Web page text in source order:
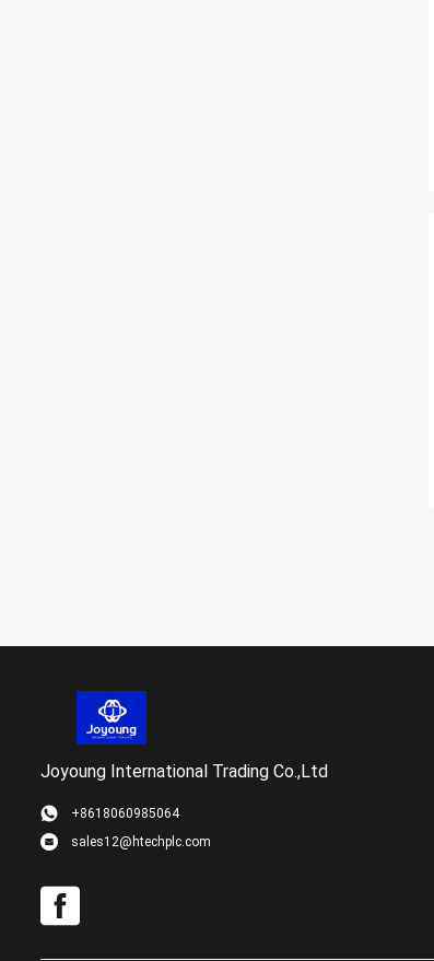
Joyoung International Trading Co.,Ltd
+8618060985064
sales12@htechplc.com